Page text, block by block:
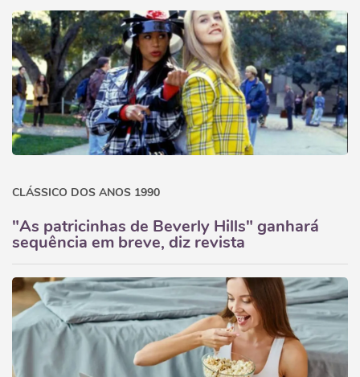
CLÁSSICO DOS ANOS 1990
"As patricinhas de Beverly Hills" ganhará
sequência em breve, diz revista